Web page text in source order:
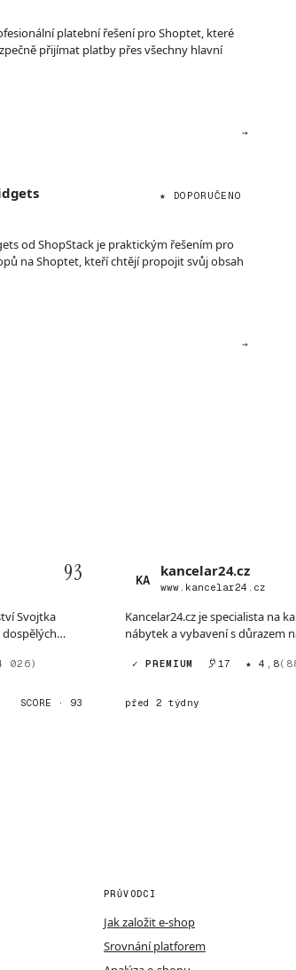
platební řešení pro Shoptet, které
přijímat platby přes všechny hlavní
→
★ DOPORUČENO
od ShopStack je praktickým řešením pro
na Shoptet, kteří chtějí propojit svůj obsah
→
93
Svojtka
026)
SCORE · 93
KA
kancelar24.cz
www.kancelar24.cz
Kancelar24.cz je specialista na
nábytek a vybavení s důrazem
✓ PREMIUM 17 ★ 4,8
před 2 týdny
PRŮVODCI
Jak založit e-shop
Srovnání platforem